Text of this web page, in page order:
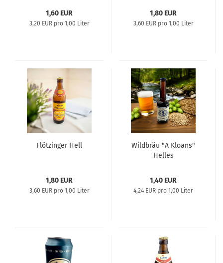
1,60 EUR
3,20 EUR pro 1,00 Liter
1,80 EUR
3,60 EUR pro 1,00 Liter
Flötzinger Hell
1,80 EUR
3,60 EUR pro 1,00 Liter
Wildbräu "A Kloans"
Helles
1,40 EUR
4,24 EUR pro 1,00 Liter